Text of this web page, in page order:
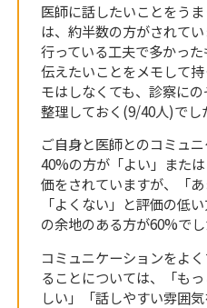
医師に話したいことをう
は、約半数の方がされて
行っている工夫で多かった
伝えたいことをメモして
モはしなくても、診察に
整理しておく(9/40人)でし
ご自身と医師とのコミュ
40%の方が「よい」また
価をされていますが、「
「よくない」と評価の低
の余地のある方が60%でし
コミュニケーションをよ
ることについては、「も
しい」「話しやすい雰囲